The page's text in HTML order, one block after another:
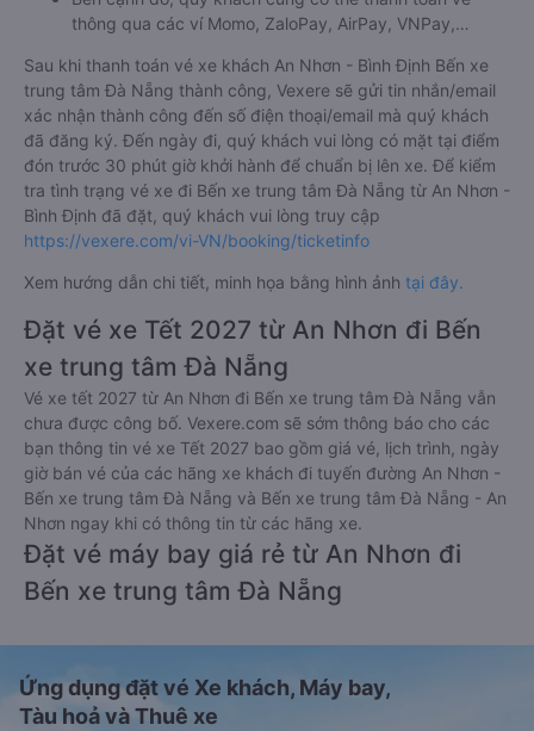
thông qua các ví Momo, ZaloPay, AirPay, VNPay,…
Sau khi thanh toán vé xe khách An Nhơn - Bình Định Bến xe
trung tâm Đà Nẵng thành công, Vexere sẽ gửi tin nhắn/email
xác nhận thành công đến số điện thoại/email mà quý khách
đã đăng ký. Đến ngày đi, quý khách vui lòng có mặt tại điểm
đón trước 30 phút giờ khởi hành để chuẩn bị lên xe. Để kiểm
tra tình trạng vé xe đi Bến xe trung tâm Đà Nẵng từ An Nhơn -
Bình Định đã đặt, quý khách vui lòng truy cập
https://vexere.com/vi-VN/booking/ticketinfo
Xem hướng dẫn chi tiết, minh họa bằng hình ảnh tại đây.
Đặt vé xe Tết 2027 từ An Nhơn đi Bến
xe trung tâm Đà Nẵng
Vé xe tết 2027 từ An Nhơn đi Bến xe trung tâm Đà Nẵng vẫn
chưa được công bố. Vexere.com sẽ sớm thông báo cho các
bạn thông tin vé xe Tết 2027 bao gồm giá vé, lịch trình, ngày
giờ bán vé của các hãng xe khách đi tuyến đường An Nhơn -
Bến xe trung tâm Đà Nẵng và Bến xe trung tâm Đà Nẵng - An
Nhơn ngay khi có thông tin từ các hãng xe.
Đặt vé máy bay giá rẻ từ An Nhơn đi
Bến xe trung tâm Đà Nẵng
Ứng dụng đặt vé Xe khách, Máy bay,
Tàu hoả và Thuê xe